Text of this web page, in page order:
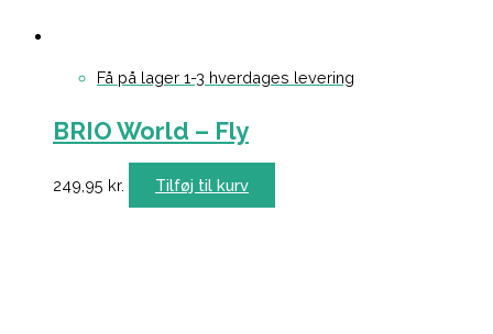
Få på lager 1-3 hverdages levering
BRIO World – Fly
249,95 kr. Tilføj til kurv